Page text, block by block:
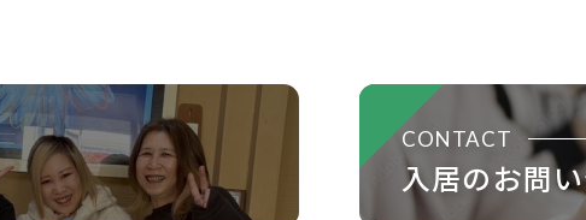
CONTACT
入居のお問